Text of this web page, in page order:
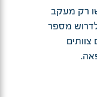
רק מעקב
מספר